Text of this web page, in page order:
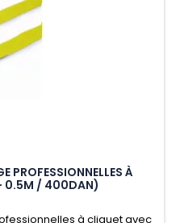
PROFESSIONNELLES À
0.5M / 400DAN)
à cliquet avec